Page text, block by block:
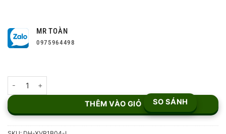
MR TOÀN
0975964498
THÊM VÀO GIỎ SO SÁNH